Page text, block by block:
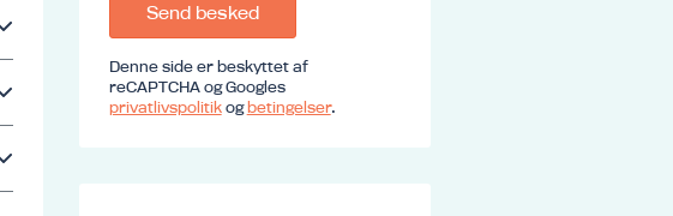
Send besked
Denne side er beskyttet af
reCAPTCHA og Googles
privatlivspolitikogbetingelser.